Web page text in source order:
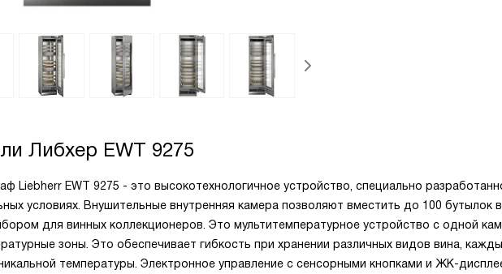
Либхер EWT 9275
Liebherr EWT 9275 - это высокотехнологичное устройство, специально
условиях. Внушительные внутренняя камера позволяют вместить до 100 бутылок
для винных коллекционеров. Это мультитемпературное устройство с одной
зоны. Это обеспечивает гибкость при хранении различных видов вина,
температуры. Электронное управление с сенсорными кнопками и ЖК-